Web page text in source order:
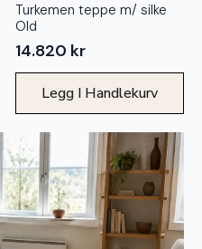
Turkemen teppe m/ silke
Old
14.820 kr
Legg I Handlekurv